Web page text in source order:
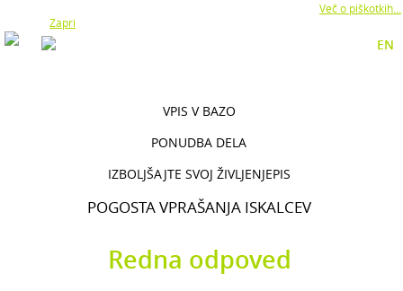
Več o piškotkih...
Zapri
EN
VPIS V BAZO
PONUDBA DELA
IZBOLJŠAJTE SVOJ ŽIVLJENJEPIS
POGOSTA VPRAŠANJA ISKALCEV
Redna odpoved